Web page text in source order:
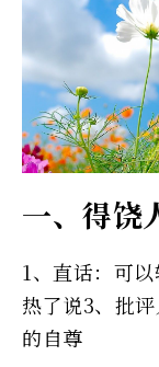
一、得饶
1、直话：可
热了说3、批
的自尊